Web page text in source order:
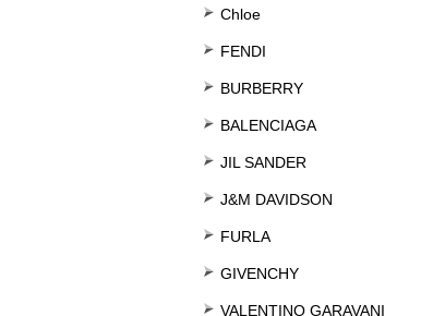
Chloe
FENDI
BURBERRY
BALENCIAGA
JIL SANDER
J&M DAVIDSON
FURLA
GIVENCHY
VALENTINO GARAVANI